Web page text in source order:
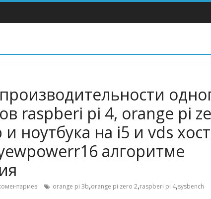
raspberi pi 4, orange pi
ноутбука на i5 и vds
алгоритме
orange pi 3b,orange pi zero 2,raspberi pi 4,sysbench